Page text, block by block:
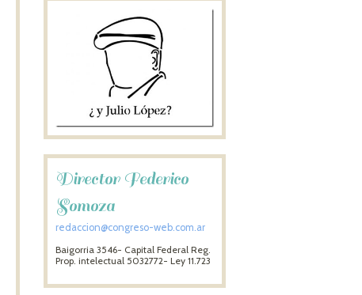
Director Federico
Somoza
redaccion@congreso-web.com.ar
Baigorria 3546- Capital Federal Reg.
Prop. intelectual 5032772- Ley 11.723